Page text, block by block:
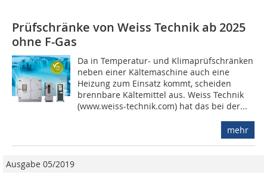
Prüfschränke von Weiss Technik ab 2025
ohne F-Gas
Da in Temperatur- und Klimaprüfschränken
neben einer Kältemaschine auch eine
Heizung zum Einsatz kommt, scheiden
brennbare Kältemittel aus. Weiss Technik
(www.weiss-technik.com) hat das bei der...
mehr
Ausgabe 05/2019